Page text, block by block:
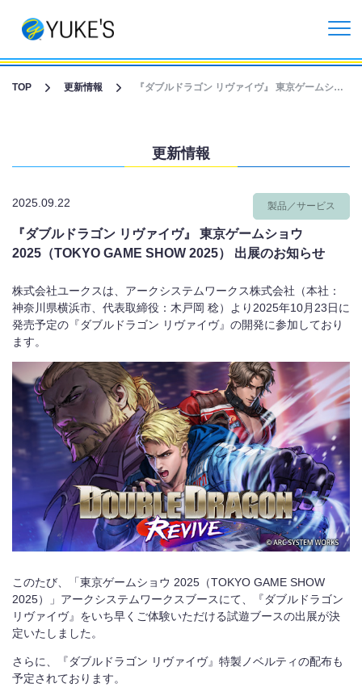
更新情報
CGライブ・XRメタバース制作
受託開発事業
リクルート情報
お問い合わせ
English
TOP 更新情報 『ダブルドラゴン リヴァイヴ』 東京ゲームショウ 2025（TOKYO GAME SHOW 2025） 出展のお知らせ
更新情報
2025.09.22 製品／サービス
『ダブルドラゴン リヴァイヴ』 東京ゲームショウ
2025（TOKYO GAME SHOW 2025） 出展のお知らせ
株式会社ユークスは、アークシステムワークス株式会社（本社：
神奈川県横浜市、代表取締役：木戸岡 稔）より 2025年10月 23日に
発売予定の『ダブルドラゴン リヴァイヴ』の開発に参加しており
ます。
このたび、「東京ゲームショウ 2025 （TOKYO GAME SHOW
2025）」アークシステムワークスブースにて、『ダブルドラゴン
リヴァイヴ』をいち早くご体験いただける試遊ブースの出展が決
定いたしました。
さらに、『ダブルドラゴン リヴァイヴ』特製ノベルティの配布も
予定されております。